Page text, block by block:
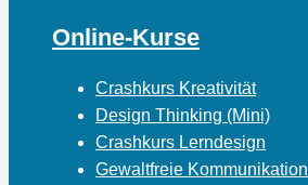
Online-Kurse
Crashkurs Kreativität
Design Thinking (Mini)
Crashkurs Lerndesign
Gewaltfreie Kommunikation